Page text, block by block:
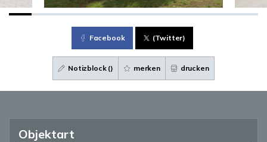
Facebook (Twitter)
Notizblock () merken drucken
Objektart